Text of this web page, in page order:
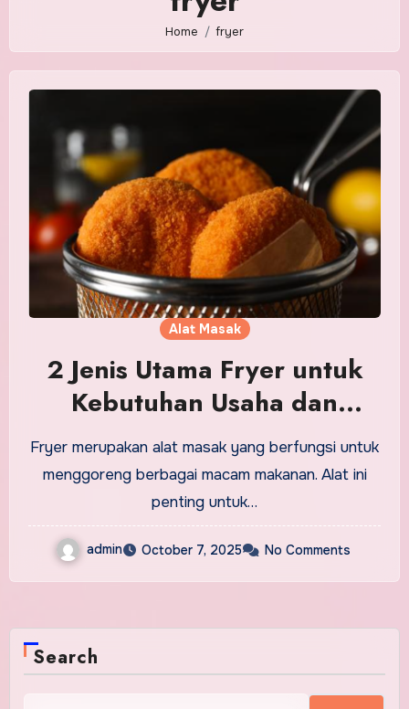
Home fryer
Alat Masak
2 Jenis Utama Fryer untuk
Kebutuhan Usaha dan
Rumah Tangga
Fryer merupakan alat masak yang berfungsi untuk
menggoreng berbagai macam makanan. Alat ini
penting untuk…
admin October 7, 2025 No Comments
Search